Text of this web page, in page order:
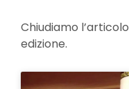
Chiudiamo
edizione.